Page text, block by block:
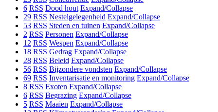
6 RSS Dood hout Expand/Collapse
29 RSS Nestelgelegenheid Expand/Collapse
53 RSS Steden en tuinen Expand/Collapse
2 RSS Personen Expand/Collapse
12 RSS Wespen Expand/Collapse
18 RSS Gedrag Expand/Collapse
28 RSS Beleid Expand/Collapse
56 RSS Bijzondere vondsten Expand/Collapse
69 RSS Inventarisatie en monitoring Expand/Collapse
8 RSS Exoten Expand/Collapse
6 RSS Begrazing Expand/Collapse
5 RSS Maaien Expand/Collapse